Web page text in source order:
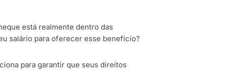
está realmente dentro das
salário para oferecer esse benefício?
para garantir que seus direitos